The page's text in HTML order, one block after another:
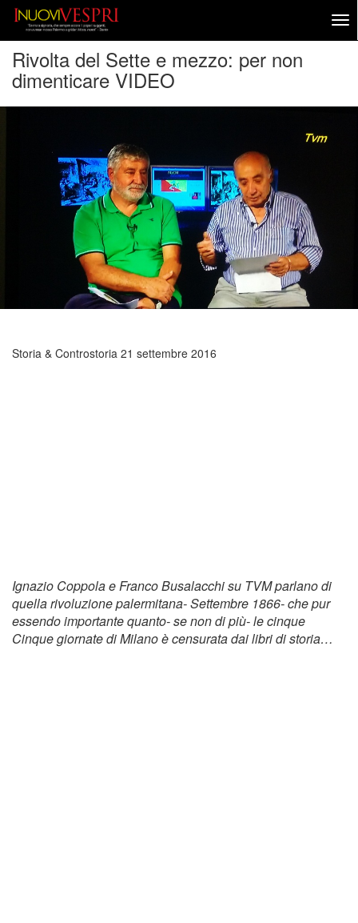
Rivolta del Sette e mezzo: per non
dimenticare VIDEO
Storia & Controstoria 21 settembre 2016
Ignazio Coppola e Franco Busalacchi su TVM parlano di
quella rivoluzione palermitana- Settembre 1866- che pur
essendo importante quanto- se non di più- le cinque
Cinque giornate di Milano è censurata dai libri di storia…